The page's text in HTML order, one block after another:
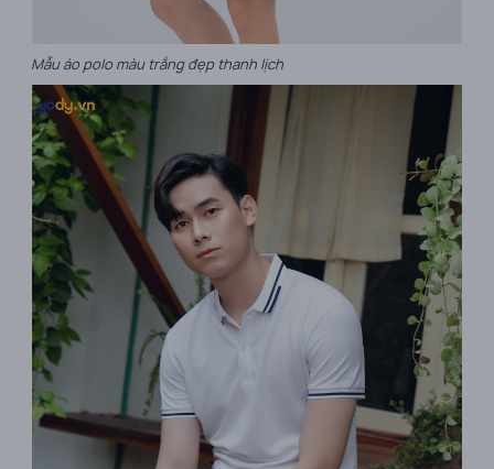
Mẫu áo polo màu trắng đẹp thanh lịch